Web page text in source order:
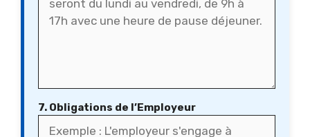
7. Obligations de l’Employeur